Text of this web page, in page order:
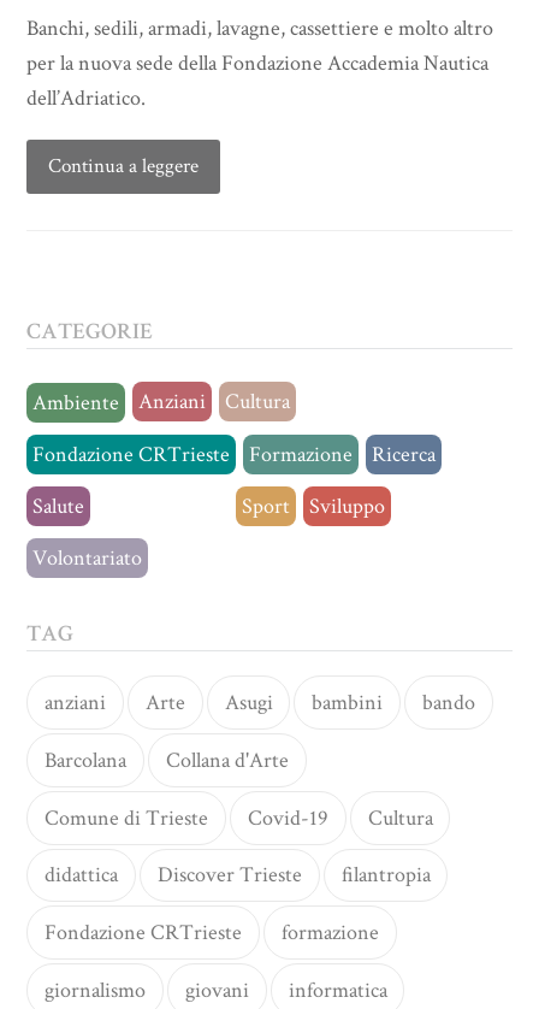
Banchi, sedili, armadi, lavagne, cassettiere e molto altro
per la nuova sede della Fondazione Accademia Nautica
dell’Adriatico.
Continua a leggere
CATEGORIE
Ambiente Anziani
Cultura
Fondazione CRTrieste
Formazione
Ricerca
Salute
Sport
Sviluppo
Volontariato
TAG
anziani Arte Asugi bambini bando
Barcolana Collana d'Arte
Comune di Trieste Covid-19 Cultura
didattica Discover Trieste filantropia
Fondazione CRTrieste formazione
giornalismo giovani informatica